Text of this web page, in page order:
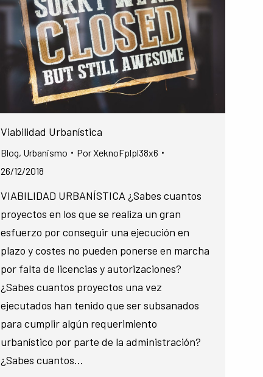
Viabilidad Urbanística
Blog, Urbanismo PorXeknoFplpl38x6
26/12/2018
VIABILIDAD URBANÍSTICA ¿Sabes cuantos
proyectos en los que se realiza un gran
esfuerzo por conseguir una ejecución en
plazo y costes no pueden ponerse en marcha
por falta de licencias y autorizaciones?
¿Sabes cuantos proyectos una vez
ejecutados han tenido que ser subsanados
para cumplir algún requerimiento
urbanístico por parte de la administración?
¿Sabes cuantos…